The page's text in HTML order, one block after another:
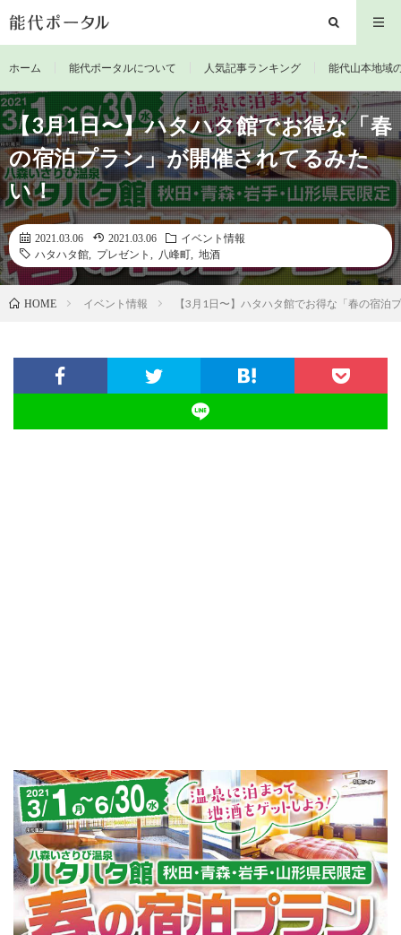
ホーム 能代ポータルについて 人気記事ランキング 能代山本地域
【3月1日〜】ハタハタ館でお得な「春
の宿泊プラン」が開催されてるみた
い！
2021.03.06 2021.03.06
イベント情報
ハタハタ館
プレゼント 八峰町 地酒
HOME イベント情報 【3月1日〜】ハタハタ館でお得な「春の宿泊